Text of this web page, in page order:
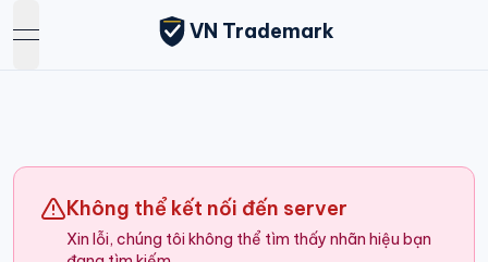
open navigation menu
VN Trademark
Không thể kết nối đến server
Xin lỗi, chúng tôi không thể tìm thấy nhãn hiệu bạn